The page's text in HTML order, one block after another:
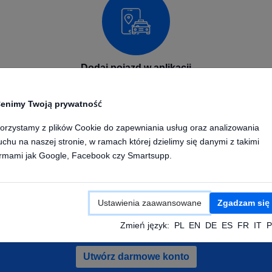
Dodaj pojazd w aplikacji
komputerze. Wpisz nazwę urządzenia oraz numer IMEI.
Po skonfigurowaniu urządzenia będzie ono wysyłało
pozycje do naszej platformy GPS.
darmowe konto i sprawdz pojazdy
Utwórz darmowe konto
Twoją prywatność
z plików Cookie do zapewniania usług oraz analizowania
na naszej stronie, w ramach której dzielimy się danymi z takimi
jak Google, Facebook czy Smartsupp.
Ustawienia zaawansowane Zgadzam się
Zmień język: PL EN DE ES FR IT